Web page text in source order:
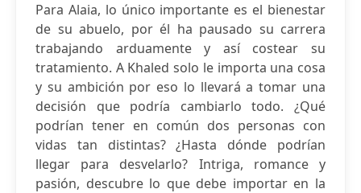
Para Alaia, lo único importante es el bienestar
de su abuelo, por él ha pausado su carrera
trabajando arduamente y así costear su
tratamiento. A Khaled solo le importa una cosa
y su ambición por eso lo llevará a tomar una
decisión que podría cambiarlo todo. ¿Qué
podrían tener en común dos personas con
vidas tan distintas? ¿Hasta dónde podrían
llegar para desvelarlo? Intriga, romance y
pasión, descubre lo que debe importar en la